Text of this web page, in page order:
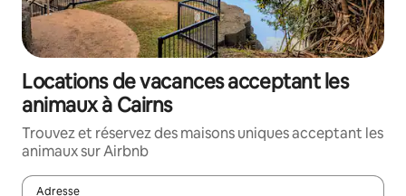
Locations de vacances acceptant les
animaux à Cairns
Trouvez et réservez des maisons uniques acceptant les
animaux sur Airbnb
Adresse